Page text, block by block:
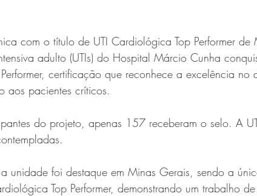
com o título de UTI Cardiológica Top Performer
adulto (UTIs) do Hospital Márcio Cunha
certificação que reconhece a excelência no
aos pacientes críticos.
do projeto, apenas 157 receberam o selo. A
unidade foi destaque em Minas Gerais, sendo a
Top Performer, demonstrando um trabalho